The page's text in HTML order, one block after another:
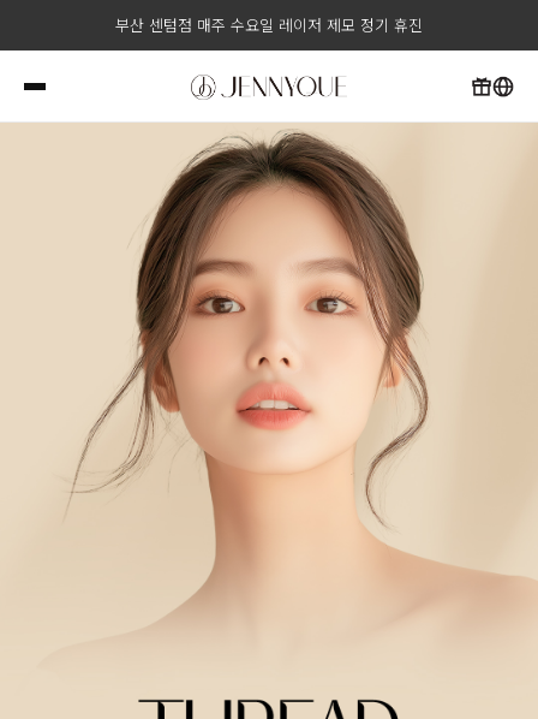
부산 센텀점 매주 수요일 레이저 제모 정기 휴진
부산 센텀점/부산대점 8월 15일 광복절 휴진
부산 센텀점/부산대점 8월 17일 대체 휴일 정상진료
부산 센텀점 매주 수요일 레이저 제모 정기 휴진